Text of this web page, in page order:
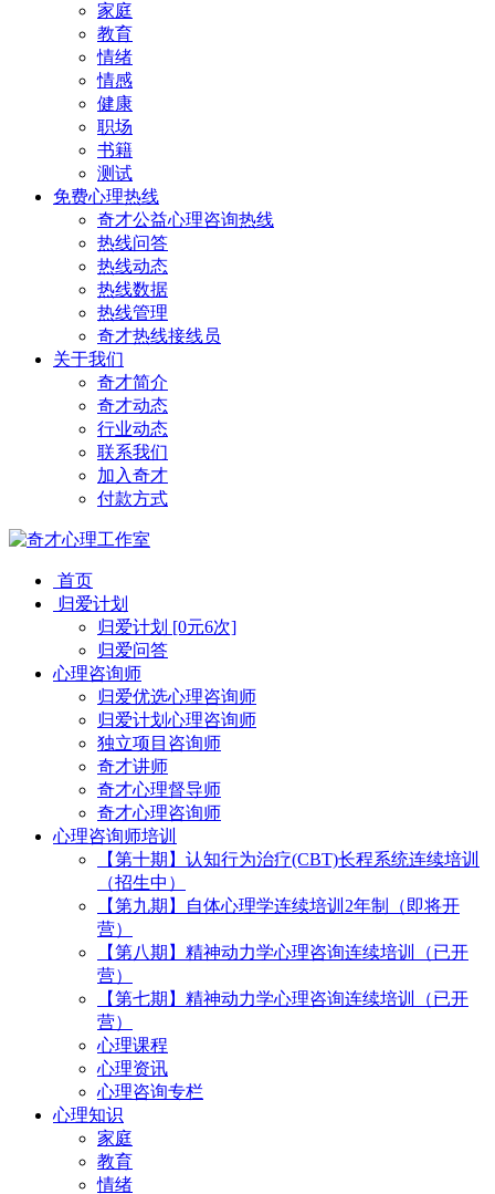
家庭
教育
情绪
情感
健康
职场
书籍
测试
免费心理热线
奇才公益心理咨询热线
热线问答
热线动态
热线数据
热线管理
奇才热线接线员
关于我们
奇才简介
奇才动态
行业动态
联系我们
加入奇才
付款方式
首页
归爱计划
归爱计划 [0元6次]
归爱问答
心理咨询师
归爱优选心理咨询师
归爱计划心理咨询师
独立项目咨询师
奇才讲师
奇才心理督导师
奇才心理咨询师
心理咨询师培训
【第十期】认知行为治疗(CBT)长程系统连续培训
（招生中）
【第九期】自体心理学连续培训2年制（即将开
营）
【第八期】精神动力学心理咨询连续培训（已开
营）
【第七期】精神动力学心理咨询连续培训（已开
营）
心理课程
心理资讯
心理咨询专栏
心理知识
家庭
教育
情绪